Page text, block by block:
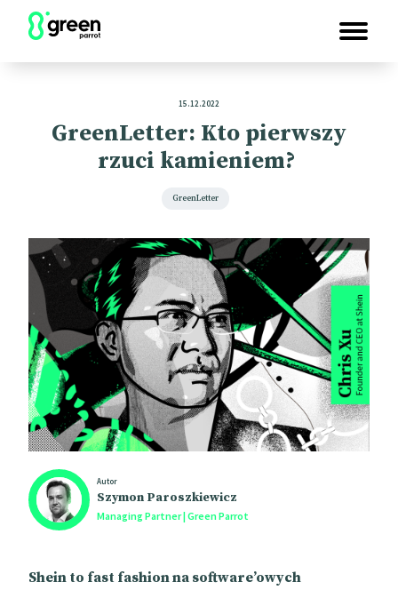
15.12.2022
GreenLetter: Kto pierwszy
rzuci kamieniem?
GreenLetter
Autor
Szymon Paroszkiewicz
Managing Partner | Green Parrot
Shein to fast fashion na software’owych